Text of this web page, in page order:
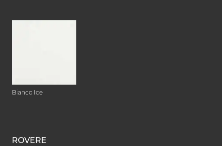
Bianco Ice
ROVERE